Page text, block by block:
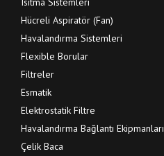
Hücreli Aspiratör (Fan)
Havalandırma Sistemleri
Flexible Borular
Filtreler
Esmatik
Elektrostatik Filtre
Havalandırma Bağlantı Ekipmanları
Çelik Baca